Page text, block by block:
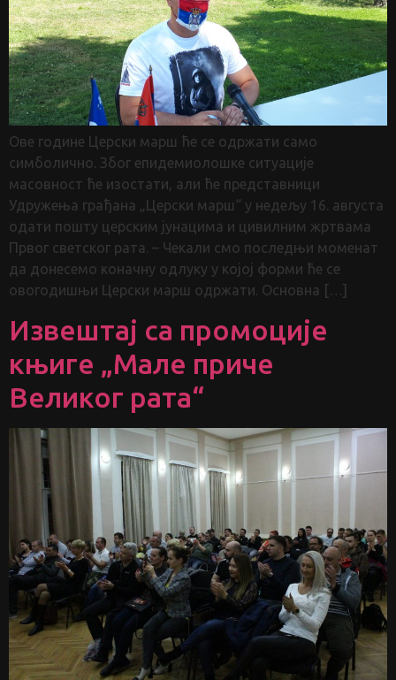
Ове године Церски марш ће се одржати само
симболично. Због епидемиолошке ситуације
масовност ће изостати, али ће представници
Удружења грађана „Церски марш“ у недељу 16. августа
одати пошту церским јунацима и цивилним жртвама
Првог светског рата. – Чекали смо последњи моменат
да донесемо коначну одлуку у којој форми ће се
овогодишњи Церски марш одржати. Основна […]
Извештај са промоције
књиге „Мале приче
Великог рата“